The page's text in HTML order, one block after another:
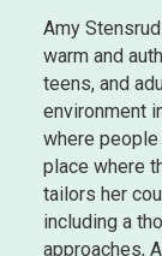
Amy
warm and
teens, and
environment
where
place where
tailors her
including a
approaches,